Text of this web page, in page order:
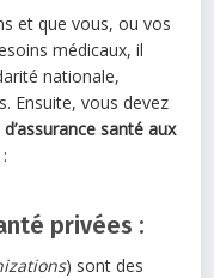
et que vous, ou vos
médicaux, il
nationale,
Ensuite, vous devez
santé aux
privées :
) sont des